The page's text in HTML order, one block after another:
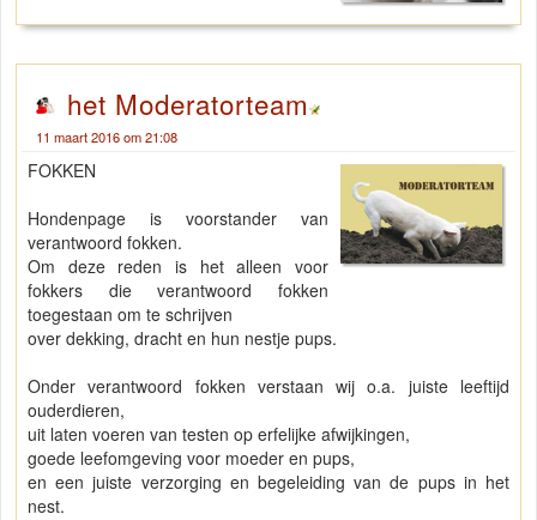
het Moderatorteam
11 maart 2016 om 21:08
FOKKEN
Hondenpage is voorstander van
verantwoord fokken.
Om deze reden is het alleen voor
fokkers die verantwoord fokken
toegestaan om te schrijven
over dekking, dracht en hun nestje pups.
Onder verantwoord fokken verstaan wij o.a. juiste leeftijd
ouderdieren,
uit laten voeren van testen op erfelijke afwijkingen,
goede leefomgeving voor moeder en pups,
en een juiste verzorging en begeleiding van de pups in het
nest.